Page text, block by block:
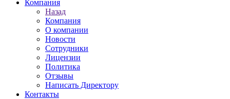
Компания
Назад
Компания
О компании
Новости
Сотрудники
Лицензии
Политика
Отзывы
Написать Директору
Контакты